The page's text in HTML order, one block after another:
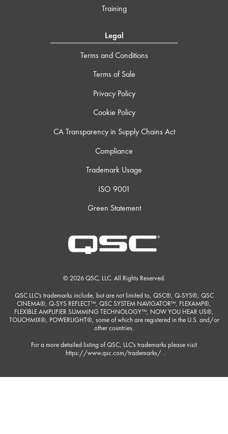
Training
Legal
Terms and Conditions
Terms of Sale
Privacy Policy
Cookie Policy
CA Transparency in Supply Chains Act
Compliance
Trademark Usage
ISO 9001
Green Statement
© 2026 QSC, LLC. All Rights Reserved.
QSC LLC's trademarks include, but are not limited to, QSC®, Q-SYS®, QSC
CINEMA®, Q-SYS REFLECT™, QSC SYSTEM NAVIGATOR™, FLEXAMP®,
FLEXIBLE AMPLIFIER SUMMING TECHNOLOGY™, NOW YOU HEAR US®,
TOUCHMIX®, POWERLIGHT®, some of which are registered in the U.S. and/or
other countries.
For a more detailed listing of QSC, LLC's trademarks please visit
https://www.qsc.com/trademarks/ .